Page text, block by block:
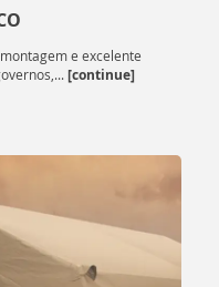
e excelente
[continue]